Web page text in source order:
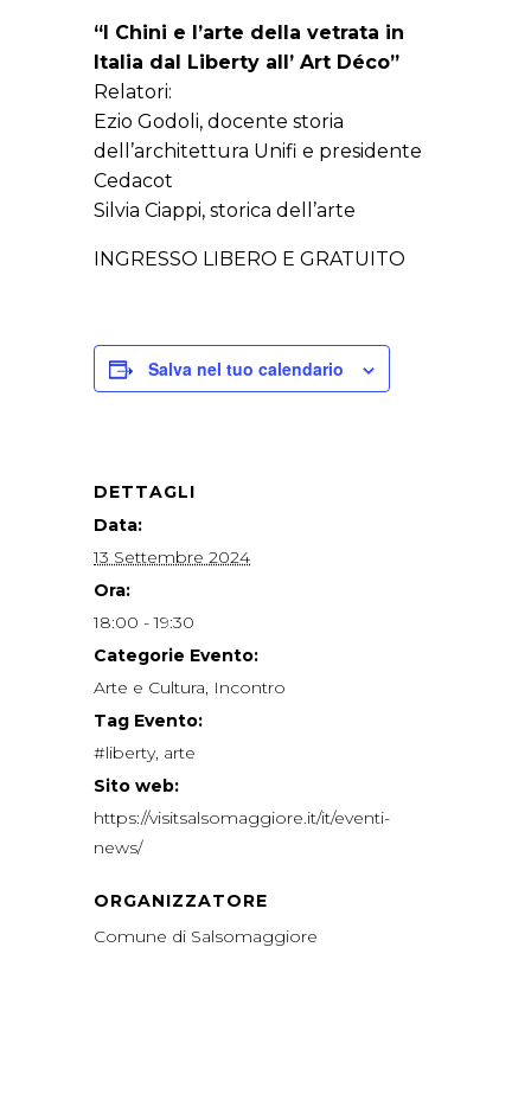
“I Chini e l’arte della vetrata in
Italia dal Liberty all’ Art Déco”
Relatori:
Ezio Godoli, docente storia
dell’architettura Unifi e presidente
Cedacot
Silvia Ciappi, storica dell’arte
INGRESSO LIBERO E GRATUITO
Salva nel tuo calendario
DETTAGLI
Data:
13 Settembre 2024
Ora:
18:00 - 19:30
Categorie Evento:
Arte e Cultura, Incontro
Tag Evento:
#liberty, arte
Sito web:
https://visitsalsomaggiore.it/it/eventi-
news/
ORGANIZZATORE
Comune di Salsomaggiore